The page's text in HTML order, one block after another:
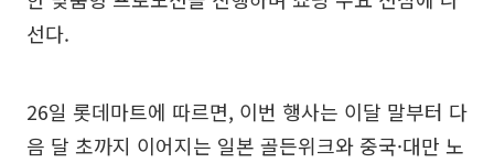
선다.
26일 롯데마트에 따르면, 이번 행사는 이달 말부터 다
음 달 초까지 이어지는 일본 골든위크와 중국·대만 노